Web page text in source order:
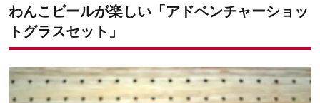
わんこビールが楽しい「アドベンチャーショッ
トグラスセット」